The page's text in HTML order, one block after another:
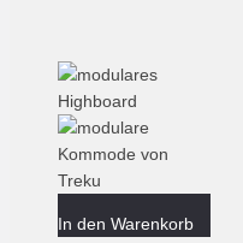
In den Warenkorb